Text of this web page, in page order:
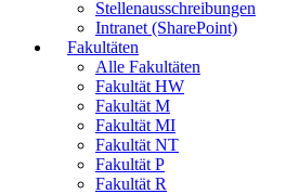
Stellenausschreibungen
Intranet (SharePoint)
Fakultäten
Alle Fakultäten
Fakultät HW
Fakultät M
Fakultät MI
Fakultät NT
Fakultät P
Fakultät R